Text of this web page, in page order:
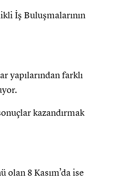
yapılarından farklı
kazandırmak
8 Kasım’da ise